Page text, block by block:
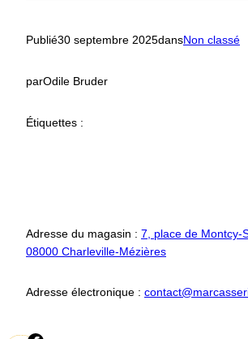
Publié30 septembre 2025dansNon classé
parOdile Bruder
Étiquettes :
Adresse du magasin : 7, place de Montcy-
08000 Charleville-Mézières
Adresse électronique :